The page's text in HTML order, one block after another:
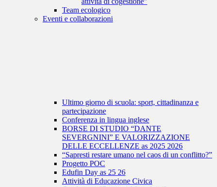
Team ecologico
Eventi e collaborazioni
Ultimo giorno di scuola: sport, cittadinanza e
partecipazione
Conferenza in lingua inglese
BORSE DI STUDIO “DANTE
SEVERGNINI” E VALORIZZAZIONE
DELLE ECCELLENZE as 2025 2026
“Sapresti restare umano nel caos di un conflitto?”
Progetto POC
Edufin Day as 25 26
Attività di Educazione Civica